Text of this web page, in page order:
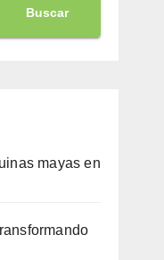
Buscar
mayas en